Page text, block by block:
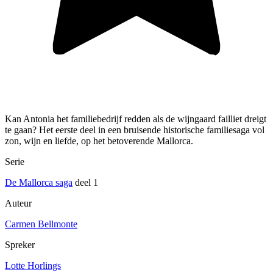
Kan Antonia het familiebedrijf redden als de wijngaard failliet dreigt
te gaan? Het eerste deel in een bruisende historische familiesaga vol
zon, wijn en liefde, op het betoverende Mallorca.
Serie
De Mallorca saga deel 1
Auteur
Carmen Bellmonte
Spreker
Lotte Horlings